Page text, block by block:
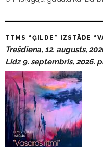
TTMS “ĢILDE” IZSTĀDE
Trešdiena, 12. augusts,
Līdz 9. septembris, 2026.